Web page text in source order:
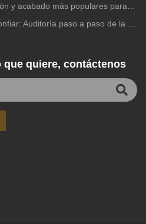
para envases de cosméticos de marca propia.
de la fábrica para la fabricación de cosméticos de marca propia.
quiere, contáctenos